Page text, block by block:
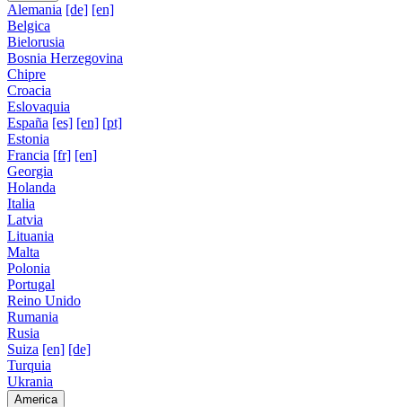
Alemania [de] [en]
Belgica
Bielorusia
Bosnia Herzegovina
Chipre
Croacia
Eslovaquia
España [es] [en] [pt]
Estonia
Francia [fr] [en]
Georgia
Holanda
Italia
Latvia
Lituania
Malta
Polonia
Portugal
Reino Unido
Rumania
Rusia
Suiza [en] [de]
Turquia
Ukrania
America